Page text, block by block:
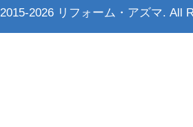
2015-2026 リフォーム・アズマ. All